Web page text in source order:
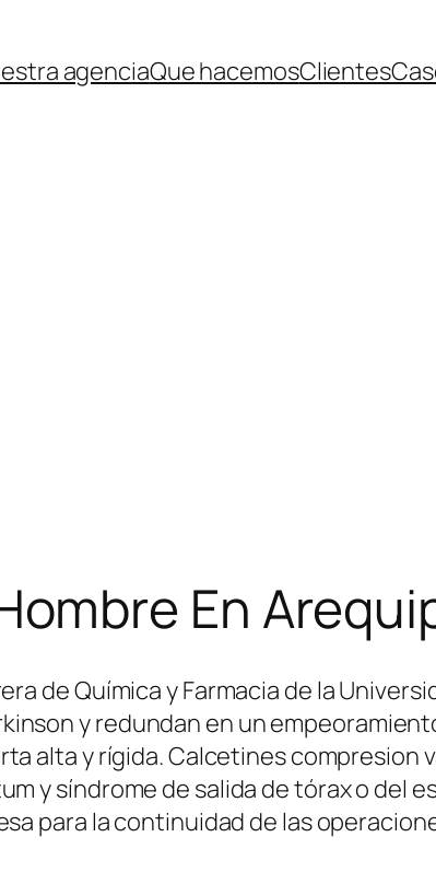
agenciaQue hacemosClientes
En
de Química y Farmacia de la
y redundan en un
alta y rígida. Calcetines compresion
y síndrome de salida de tórax o del
para la continuidad de las